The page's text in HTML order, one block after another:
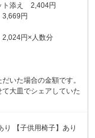
ト添え 2,404円
3,669円
円×人数分
いた場合の金額です。
大皿でシェアしていた
り 【子供用椅子】あり